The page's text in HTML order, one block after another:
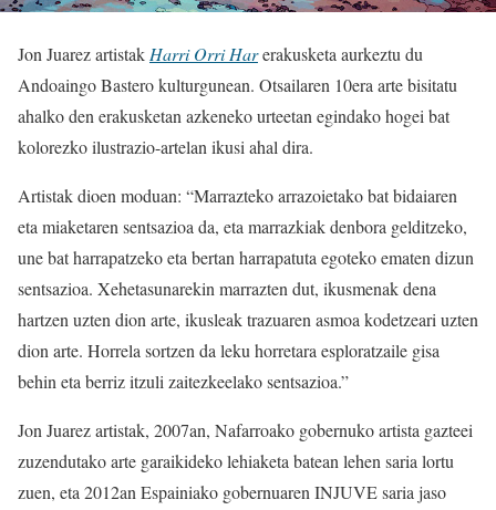
Jon Juarez artistakHarri Orri Harerakusketa aurkeztu du
Andoaingo Bastero kulturgunean. Otsailaren 10era arte bisitatu
ahalko den erakusketan azkeneko urteetan egindako hogei bat
kolorezko ilustrazio-artelan ikusi ahal dira.
Artistak dioen moduan: “Marrazteko arrazoietako bat bidaiaren
eta miaketaren sentsazioa da, eta marrazkiak denbora gelditzeko,
une bat harrapatzeko eta bertan harrapatuta egoteko ematen dizun
sentsazioa. Xehetasunarekin marrazten dut, ikusmenak dena
hartzen uzten dion arte, ikusleak trazuaren asmoa kodetzeari uzten
dion arte. Horrela sortzen da leku horretara esploratzaile gisa
behin eta berriz itzuli zaitezkeelako sentsazioa.”
Jon Juarez artistak, 2007an, Nafarroako gobernuko artista gazteei
zuzendutako arte garaikideko lehiaketa batean lehen saria lortu
zuen, eta 2012an Espainiako gobernuaren INJUVE saria jaso